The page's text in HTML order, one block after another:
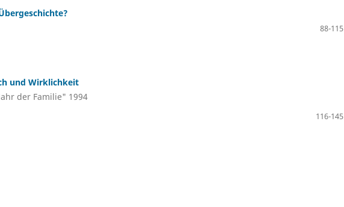
88-115
und Wirklichkeit
der Familie" 1994
116-145